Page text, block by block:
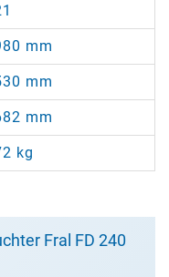
mm
mm
mm
kg
Fral FD 240